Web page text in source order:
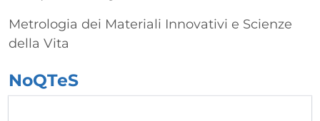
Metrologia dei Materiali Innovativi e Scienze
della Vita
NoQTeS